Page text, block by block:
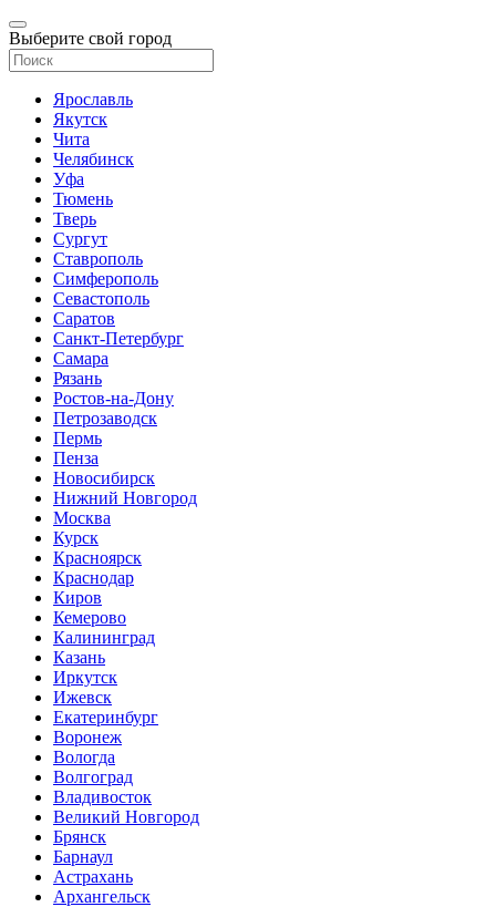
Выберите свой город
Ярославль
Якутск
Чита
Челябинск
Уфа
Тюмень
Тверь
Сургут
Ставрополь
Симферополь
Севастополь
Саратов
Санкт-Петербург
Самара
Рязань
Ростов-на-Дону
Петрозаводск
Пермь
Пенза
Новосибирск
Нижний Новгород
Москва
Курск
Красноярск
Краснодар
Киров
Кемерово
Калининград
Казань
Иркутск
Ижевск
Екатеринбург
Воронеж
Вологда
Волгоград
Владивосток
Великий Новгород
Брянск
Барнаул
Астрахань
Архангельск